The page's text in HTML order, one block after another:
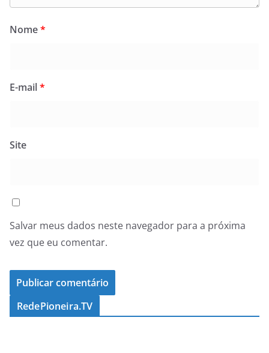
Nome*
E-mail*
Site
Salvar meus dados neste navegador para a próxima
vez que eu comentar.
RedePioneira.TV